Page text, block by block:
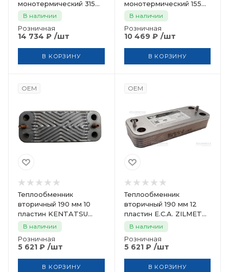
монотермический 315
В наличии
Розничная
14 734 ₽ /шт
В КОРЗИНУ
монотермический 155
мм BERETTA R10021231
В наличии
Розничная
10 469 ₽ /шт
В КОРЗИНУ
OEM
Теплообменник
вторичный 190 мм 10
пластин KENTATSU
ZILMET 7021820019
В наличии
Розничная
5 621 ₽ /шт
В КОРЗИНУ
OEM
Теплообменник
вторичный 190 мм 12
пластин E.C.A. ZILMET
7006850198
В наличии
Розничная
5 621₽ /шт
В КОРЗИНУ